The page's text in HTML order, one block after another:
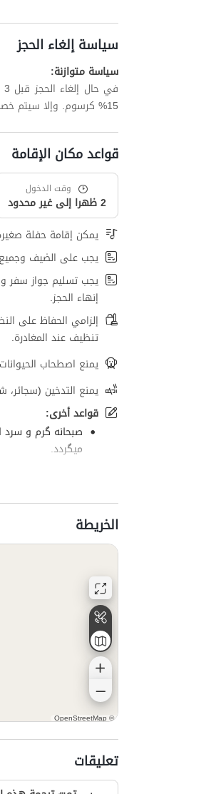
سياسة إلغاء الحجز
سياسة متوازنة:
15% كرسوم. وإلا سيتم خصم أجرة الليلة الأولى بالإضافة إلى ما يصل إلى 15% من الليالي المتبقية.
قواعد مكان الإقامة
وقت الدخول
2 ظهرا إلى غير محدود
يمكن إقامة حفلة
يجب على الضيف
يجب تسليم جواز سفر
إنهاء الحجز.
إلزامي الحفاظ على
تنظيف عند المغادرة.
يمنع اصطحاب الحيوانات
يمنع التدخين (سجائر،
قواعد أخرى:
میگردد.
الخريطة
©
OpenStreetMap
تعليقات